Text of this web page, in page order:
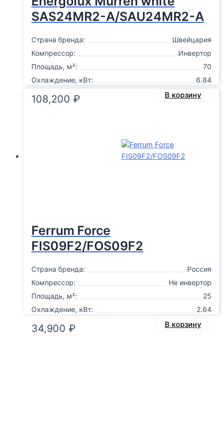
SAS24MR2-A/SAU24MR2-A
Страна бренда:
Швейцария
Компрессор:
Инвертор
Площадь, м²:
70
Охлаждение, кВт:
6.84
108,200 ₽ В корзину
Ferrum Force
FIS09F2/FOS09F2
Страна бренда:
Россия
Компрессор:
Не инвертор
Площадь, м²:
25
Охлаждение, кВт:
2.64
34,900 ₽ В корзину